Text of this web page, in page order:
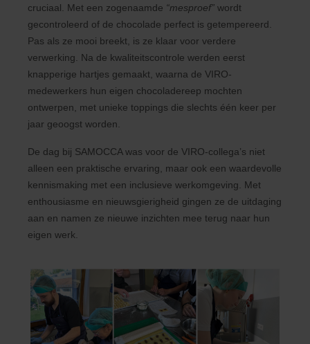
cruciaal. Met een zogenaamde “mesproef” wordt
gecontroleerd of de chocolade perfect is getempereerd.
Pas als ze mooi breekt, is ze klaar voor verdere
verwerking. Na de kwaliteitscontrole werden eerst
knapperige hartjes gemaakt, waarna de VIRO-
medewerkers hun eigen chocoladereep mochten
ontwerpen, met unieke toppings die slechts één keer per
jaar geoogst worden.
De dag bij SAMOCCA was voor de VIRO-collega’s niet
alleen een praktische ervaring, maar ook een waardevolle
kennismaking met een inclusieve werkomgeving. Met
enthousiasme en nieuwsgierigheid gingen ze de uitdaging
aan en namen ze nieuwe inzichten mee terug naar hun
eigen werk.